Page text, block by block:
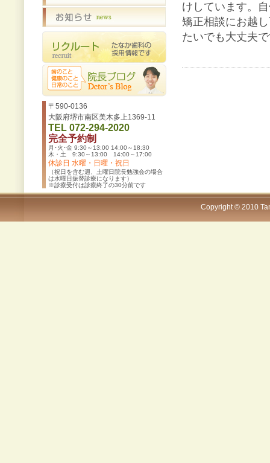
けしています。
矯正相談にお越
たいでも大丈夫
〒590-0136
大阪府堺市南区美木多上1369-11
TEL 072-294-2020
完全予約制
月･火･金 9:30～13:00 14:00～18:30
木・土 9:30～13:00 14:00～17:00
休診日 水曜・日曜・祝日
（祝日を含む週、土曜日院長勉強会の場合
は水曜日振替診療になります）
※診療受付は診療終了の30分前です
Copyright © 2010